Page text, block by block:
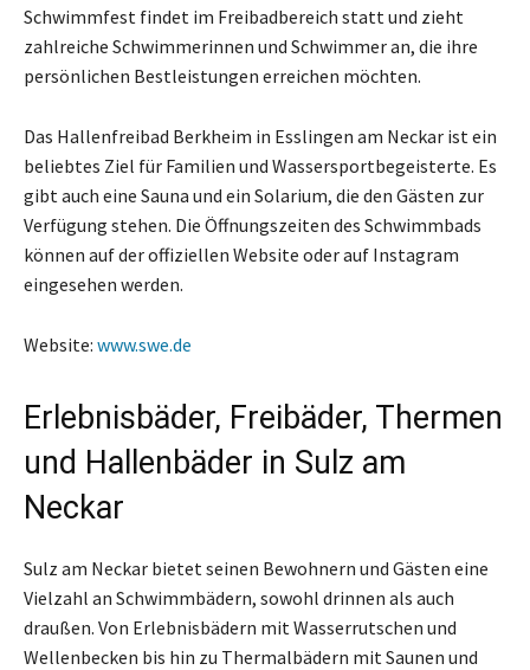
Schwimmfest findet im Freibadbereich statt und zieht
zahlreiche Schwimmerinnen und Schwimmer an, die ihre
persönlichen Bestleistungen erreichen möchten.
Das Hallenfreibad Berkheim in Esslingen am Neckar ist ein
beliebtes Ziel für Familien und Wassersportbegeisterte. Es
gibt auch eine Sauna und ein Solarium, die den Gästen zur
Verfügung stehen. Die Öffnungszeiten des Schwimmbads
können auf der offiziellen Website oder auf Instagram
eingesehen werden.
Website: www.swe.de
Erlebnisbäder, Freibäder, Thermen
und Hallenbäder in Sulz am
Neckar
Sulz am Neckar bietet seinen Bewohnern und Gästen eine
Vielzahl an Schwimmbädern, sowohl drinnen als auch
draußen. Von Erlebnisbädern mit Wasserrutschen und
Wellenbecken bis hin zu Thermalbädern mit Saunen und